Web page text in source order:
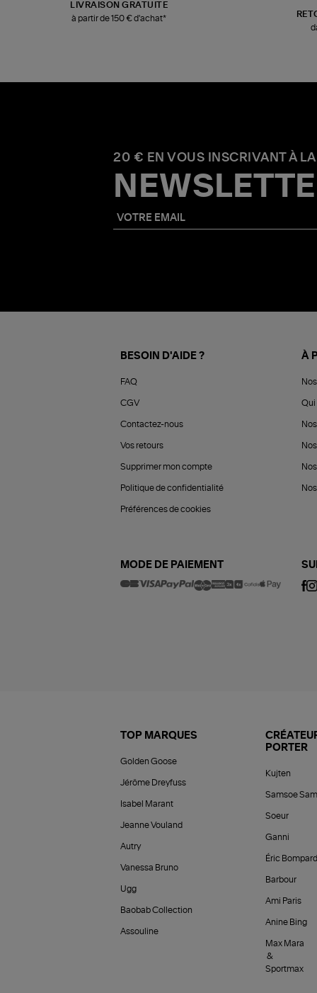
LIVRAISON GRATUITE
à partir de 150 € d'achat*
20 € EN VOUS INSCRIVANT À LA
BESOIN D'AIDE ?
FAQ
CGV
Contactez-nous
Vos retours
Supprimer mon compte
Politique de confidentialité
Préférences de cookies
À
Qui
MODE DE PAIEMENT
TOP MARQUES
Golden Goose
Jérôme Dreyfuss
Isabel Marant
Jeanne Vouland
Autry
Vanessa Bruno
Ugg
Baobab Collection
Assouline
PORTER
Kujten
Samsoe
Soeur
Ganni
Éric Bompard
Barbour
Ami Paris
Anine Bing
Max Mara
&
Sportmax